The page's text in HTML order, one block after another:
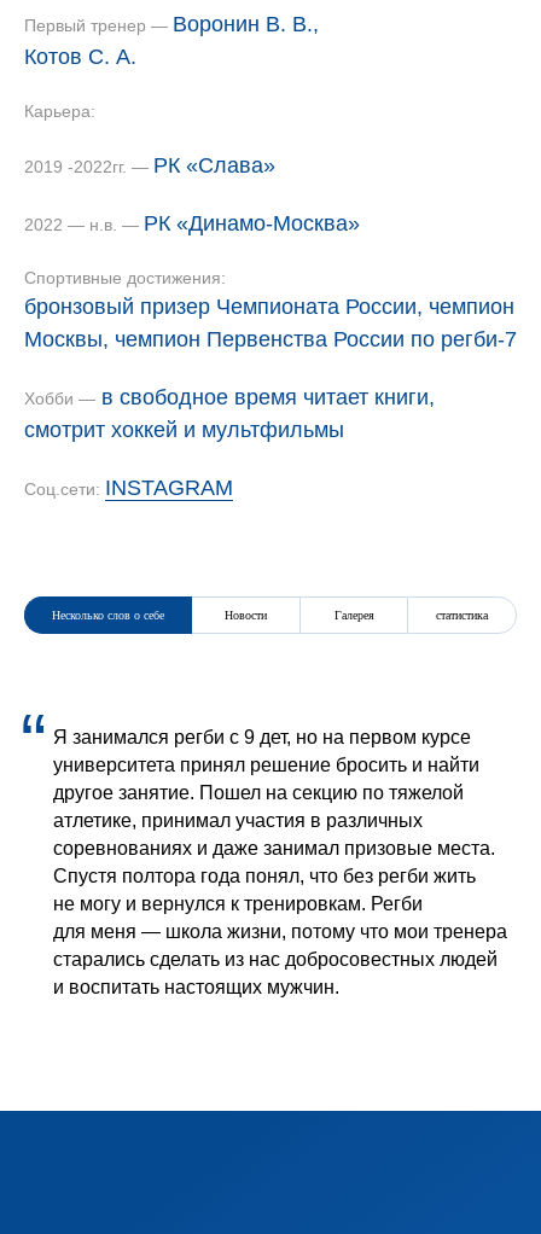
Первый тренер — Воронин В. В.,
Котов С. А.
Карьера:
2019 -2022гг. — РК «Слава»
2022 — н.в. — РК «Динамо-Москва»
Спортивные достижения:
бронзовый призер Чемпионата России, чемпион
Москвы, чемпион Первенства России по регби-7
Хобби — в свободное время читает книги,
смотрит хоккей и мультфильмы
Соц.сети: INSTAGRAM
Несколько слов о себе Новости Галерея статистика
“ Я занимался регби с 9 дет, но на первом курсе
университета принял решение бросить и найти
другое занятие. Пошел на секцию по тяжелой
атлетике, принимал участия в различных
соревнованиях и даже занимал призовые места.
Спустя полтора года понял, что без регби жить
не могу и вернулся к тренировкам. Регби
для меня — школа жизни, потому что мои тренера
старались сделать из нас добросовестных людей
и воспитать настоящих мужчин.
ФИО
АНО «РЕГБИЙНЫЙ КЛУБ «ДИНАМО»
119019, Москва, Новый Арбат, д. 21, стр.1
Новости и медиа
info@rcdynamo.ru
+7 (495) 695 81 58
Контакты
Партнеры